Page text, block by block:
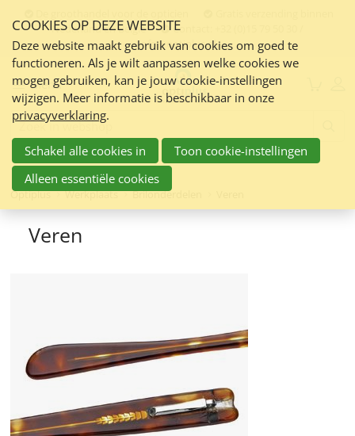
links
over
Spring
naar
de
inhoud
Spring
naar
navigatie
Nederland en Belgie
Contact:
info@optiplus.nl
Menu
Zoeken:
Optiplus Werkplaats Brilonderdelen
Veren
COOKIES OP DEZE WEBSITE
Deze website maakt gebruik van cookies om goed te
functioneren. Als je wilt aanpassen welke cookies we
mogen gebruiken, kan je jouw cookie-instellingen
wijzigen. Meer informatie is beschikbaar in onze
privacyverklaring.
Schakel alle cookies in
Toon cookie-instellingen
Alleen essentiële cookies